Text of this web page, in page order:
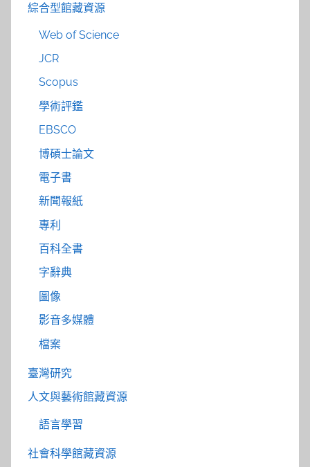
綜合型館藏資源
Web of Science
JCR
Scopus
學術評鑑
EBSCO
博碩士論文
電子書
新聞報紙
專利
百科全書
字辭典
圖像
影音多媒體
檔案
臺灣研究
人文與藝術館藏資源
語言學習
社會科學館藏資源